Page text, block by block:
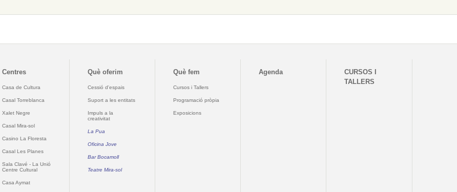
Centres
Casa de Cultura
Casal Torreblanca
Xalet Negre
Casal Mira-sol
Casino La Floresta
Casal Les Planes
Sala Clavé - La Unió
Centre Cultural
Casa Aymat
Què oferim
Cessió d'espais
Suport a les entitats
Impuls a la
creativitat
La Pua
Oficina Jove
Bar Bocamoll
Teatre Mira-sol
Què fem
Cursos i Tallers
Programació pròpia
Exposicions
Agenda
CURSOS I
TALLERS